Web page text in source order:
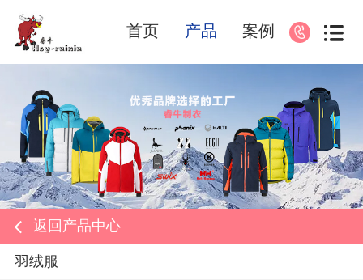
首页 产品 案例
返回产品中心
羽绒服